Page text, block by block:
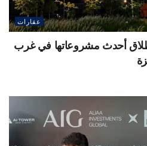
عقارات
أحدث مشروعاتها في غرب